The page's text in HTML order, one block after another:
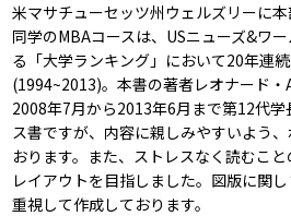
米マサチューセッツ州ウェルズリーに本
同学のMBAコースは、USニューズ&ワ
る「大学ランキング」において20年連
(1994~2013)。本書の著者レオナード・
2008年7月から2013年6月まで第12代
ス書ですが、内容に親しみやすいよう
おります。また、ストレスなく読むこ
レイアウトを目指しました。図版に関
重視して作成しております。